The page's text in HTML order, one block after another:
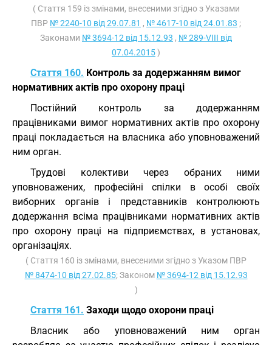
( Стаття 159 із змінами, внесеними згідно з Указами
ПВР № 2240-10 від 29.07.81 , № 4617-10 від 24.01.83 ;
Законами № 3694-12 від 15.12.93 , № 289-VIII від
07.04.2015)
Стаття 160. Контроль за додержанням вимог
нормативних актів про охорону праці
Постійний контроль за додержанням
працівниками вимог нормативних актів про охорону
праці покладається на власника або уповноважений
ним орган.
Трудові колективи через обраних ними
уповноважених, професійні спілки в особі своїх
виборних органів і представників контролюють
додержання всіма працівниками нормативних актів
про охорону праці на підприємствах, в установах,
організаціях.
( Стаття 160 із змінами, внесеними згідно з Указом ПВР
№ 8474-10 від 27.02.85; Законом № 3694-12 від 15.12.93
)
Стаття 161. Заходи щодо охорони праці
Власник або уповноважений ним орган